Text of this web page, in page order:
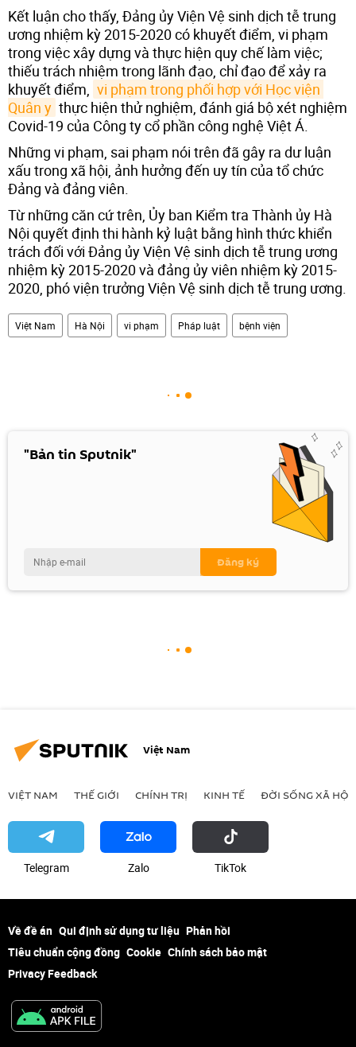
Kết luận cho thấy, Đảng ủy Viện Vệ sinh dịch tễ trung
ương nhiệm kỳ 2015-2020 có khuyết điểm, vi phạm
trong việc xây dựng và thực hiện quy chế làm việc;
thiếu trách nhiệm trong lãnh đạo, chỉ đạo để xảy ra
khuyết điểm, vi phạm trong phối hợp với Học viện
Quân y thực hiện thử nghiệm, đánh giá bộ xét nghiệm
Covid-19 của Công ty cổ phần công nghệ Việt Á.
Những vi phạm, sai phạm nói trên đã gây ra dư luận
xấu trong xã hội, ảnh hưởng đến uy tín của tổ chức
Đảng và đảng viên.
Từ những căn cứ trên, Ủy ban Kiểm tra Thành ủy Hà
Nội quyết định thi hành kỷ luật bằng hình thức khiển
trách đối với Đảng ủy Viện Vệ sinh dịch tễ trung ương
nhiệm kỳ 2015-2020 và đảng ủy viên nhiệm kỳ 2015-
2020, phó viện trưởng Viện Vệ sinh dịch tễ trung ương.
Việt Nam Hà Nội vi phạm Pháp luật bệnh viện
"Bản tin Sputnik"
Việt Nam
VIỆT NAM THẾ GIỚI CHÍNH TRỊ KINH TẾ ĐỜI SỐNG XÃ HỘI
Telegram Zalo ТikТоk
Về đề án Qui định sử dụng tư liệu Phản hồi
Tiêu chuẩn cộng đồng Cookie Chính sách bảo mật
Privacy Feedback